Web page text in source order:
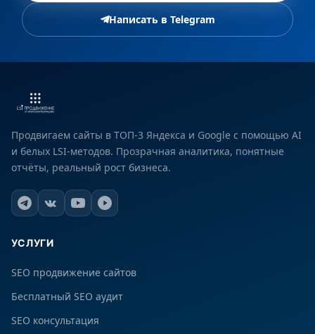
Написать в Telegram
Продвигаем сайты в ТОП-3 Яндекса и Google с помощью AI
и белых LSI-методов. Прозрачная аналитика, понятные
отчёты, реальный рост бизнеса.
УСЛУГИ
SEO продвижение сайтов
Бесплатный SEO аудит
SEO консультация